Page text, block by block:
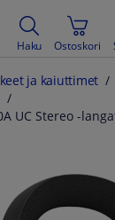
Haku Ostoskori
ja kaiuttimet